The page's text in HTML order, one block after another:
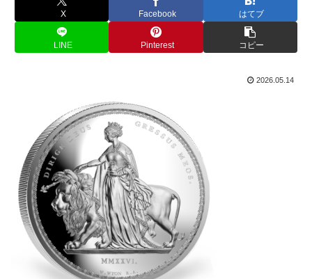
X Facebook はてブ
LINE Pinterest コピー
2026.05.14